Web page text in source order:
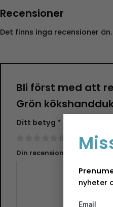
nyheter
Email
Recensioner
Det finns inga recensioner än.
Bli först med att
Grön
Ditt betyg *
Din recension